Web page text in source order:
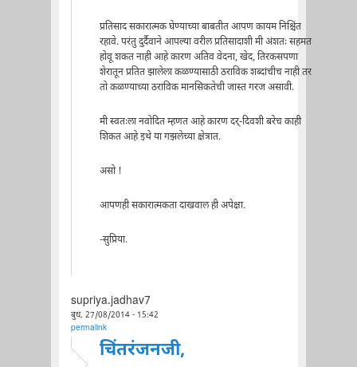
प्रतिसाद सकारात्मक घेण्याच्या बाबतीत आपण कायम निश्चिंत
रहावे. परंतु दुर्दैवाने आपल्या वरील प्रतिसादाशी मी अंशतः सहमत
होवू शकत नाही आहे कारण अतिव वेदना, खेद, तिरकसपणा
शेरातून प्रतित झालेला कळण्यासाठी ठराविक शब्दांचीच नाही तर
तो कळण्याच्या ठराविक मानसिकतेची जास्त गरज असावी.
मी स्वतःला नवोदित म्हणत आहे कारण दर्-दिवशी बरेच काही
शिकत आहे इथे या गझलेच्या क्षेत्रात.
असो !
आपणही सकारात्मकता दाखवाल ही अपेक्षा.
-सुप्रिया.
supriya.jadhav7
बुध, 27/08/2014 - 15:42
permalink
चिंतरंजनजी,